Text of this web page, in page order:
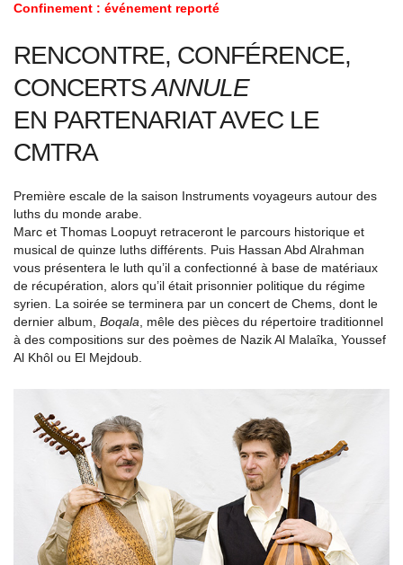
Confinement : événement reporté
RENCONTRE, CONFÉRENCE,
CONCERTSANNULE
EN PARTENARIAT AVEC LE
CMTRA
Première escale de la saison Instruments voyageurs autour des
luths du monde arabe.
Marc et Thomas Loopuyt retraceront le parcours historique et
musical de quinze luths différents. Puis Hassan Abd Alrahman
vous présentera le luth qu’il a confectionné à base de matériaux
de récupération, alors qu’il était prisonnier politique du régime
syrien. La soirée se terminera par un concert de Chems, dont le
dernier album, Boqala , mêle des pièces du répertoire traditionnel
à des compositions sur des poèmes de Nazik Al Malaîka, Youssef
Al Khôl ou El Mejdoub.